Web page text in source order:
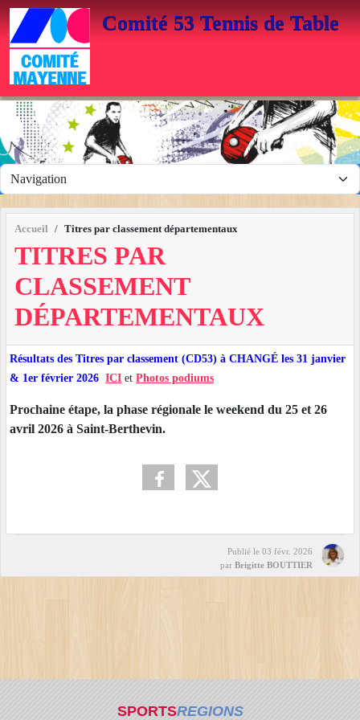
Comité 53 Tennis de Table
Accueil Titres par classement départementaux
TITRES PAR
CLASSEMENT
DÉPARTEMENTAUX
Résultats des Titres par classement (CD53) à CHANGÉ les 31 janvier
& 1er février 2026 ICI et Photos podiums
Prochaine étape, la phase régionale le weekend du 25 et 26
avril 2026 à Saint-Berthevin.
Publié le 03 févr. 2026
par Brigitte BOUTTIER
SPORTSREGIONS
Panneau de gestion des cookies